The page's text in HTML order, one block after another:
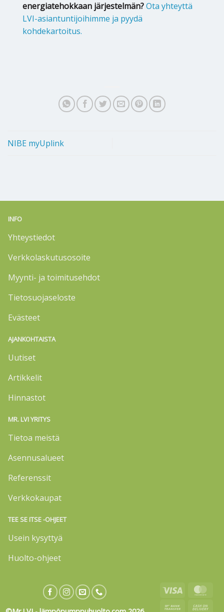
energiatehokkaan järjestelmän?Ota yhteyttä
LVI-asiantuntijoihimme ja pyydä
kohdekartoitus.
NIBE myUplink
INFO
Yhteystiedot
Verkkolaskutusosoite
Myynti- ja toimitusehdot
Tietosuojaseloste
Evästeet
AJANKOHTAISTA
Uutiset
Artikkelit
Hinnastot
MR. LVI YRITYS
Tietoa meistä
Asennusalueet
Referenssit
Verkkokaupat
TEE SE ITSE -OHJEET
Usein kysyttyä
Huolto-ohjeet
Visa
Bank